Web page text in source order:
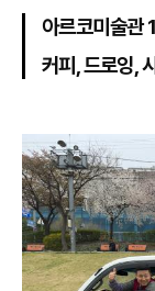
아르코미술관
커피, 드로잉,